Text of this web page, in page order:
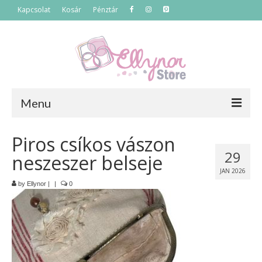
Kapcsolat Kosár Pénztár
Menu
Termékek
Szettek
Akciós termékek
Táskák
Neszeszerek
29
JAN 2026
Piros csíkos vászon
neszeszer belseje
by Ellynor | | 0